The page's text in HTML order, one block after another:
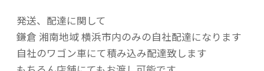
発送、配達に関して
鎌倉 湘南地域 横浜市内のみの自社配達になります
自社のワゴン車にて積み込み配達致します